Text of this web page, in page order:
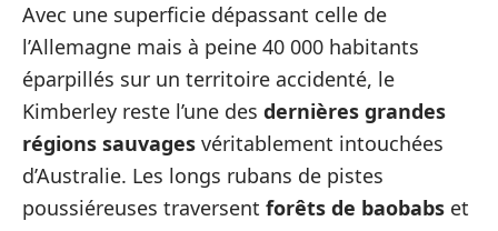
Avec une superficie dépassant celle de
l’Allemagne mais à peine 40 000 habitants
éparpillés sur un territoire accidenté, le
Kimberley reste l’une des dernières grandes
régions sauvages véritablement intouchées
d’Australie. Les longs rubans de pistes
poussiéreuses traversent forêts de baobabs et